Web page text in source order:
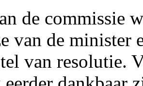
de commissie
van de minister
van resolutie.